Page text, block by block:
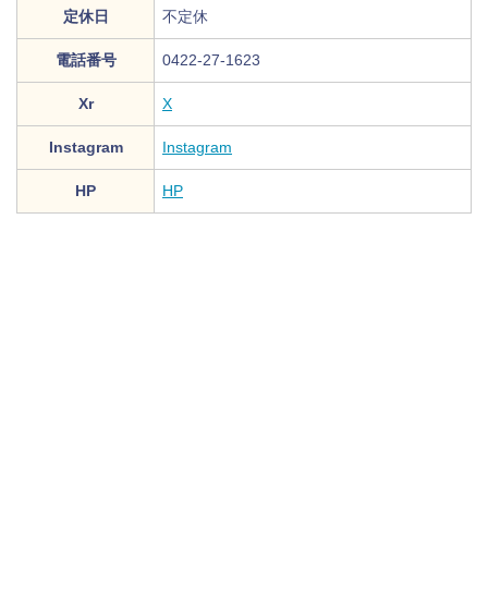
定休日 不定休
電話番号 0422-27-1623
Xr X
Instagram Instagram
HP HP